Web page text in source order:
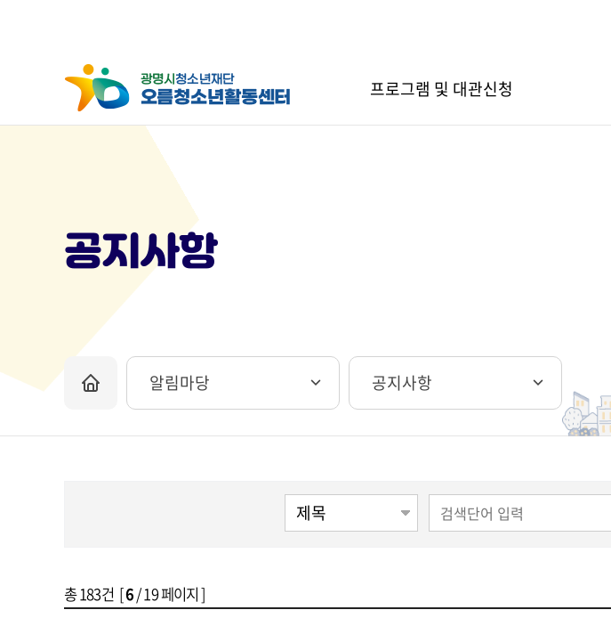
프로그램 및 대관신청
공지사항
알림마당 공지사항
총183건 [6/ 19 페이지 ]